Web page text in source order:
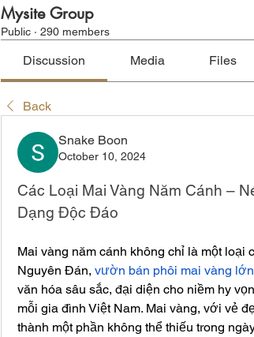
Mysite Group
Public · 290 members
Discussion Media Files
Back
Snake Boon
October 10, 2024
Các Loại Mai Vàng Năm Cánh –
Dạng Độc Đáo
Mai vàng năm cánh không chỉ là một loại
Nguyên Đán, vườn bán phôi mai vàng
văn hóa sâu sắc, đại diện cho niềm hy
mỗi gia đình Việt Nam. Mai vàng, với vẻ
thành một phần không thể thiếu trong